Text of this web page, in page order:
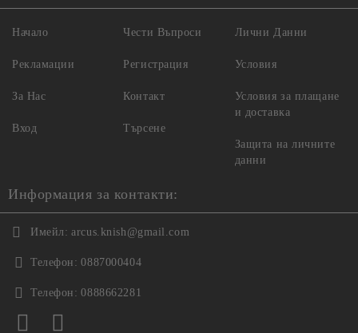
Начало
Рекламации
За Нас
Вход
Чести Въпроси
Регистрация
Контакт
Търсене
Лични Данни
Условия
Условия за плащане
и доставка
Защита на личните
данни
Информация за контакти:
Имейл: arcus.knish@gmail.com
Телефон: 0887000404
Телефон: 0888662281